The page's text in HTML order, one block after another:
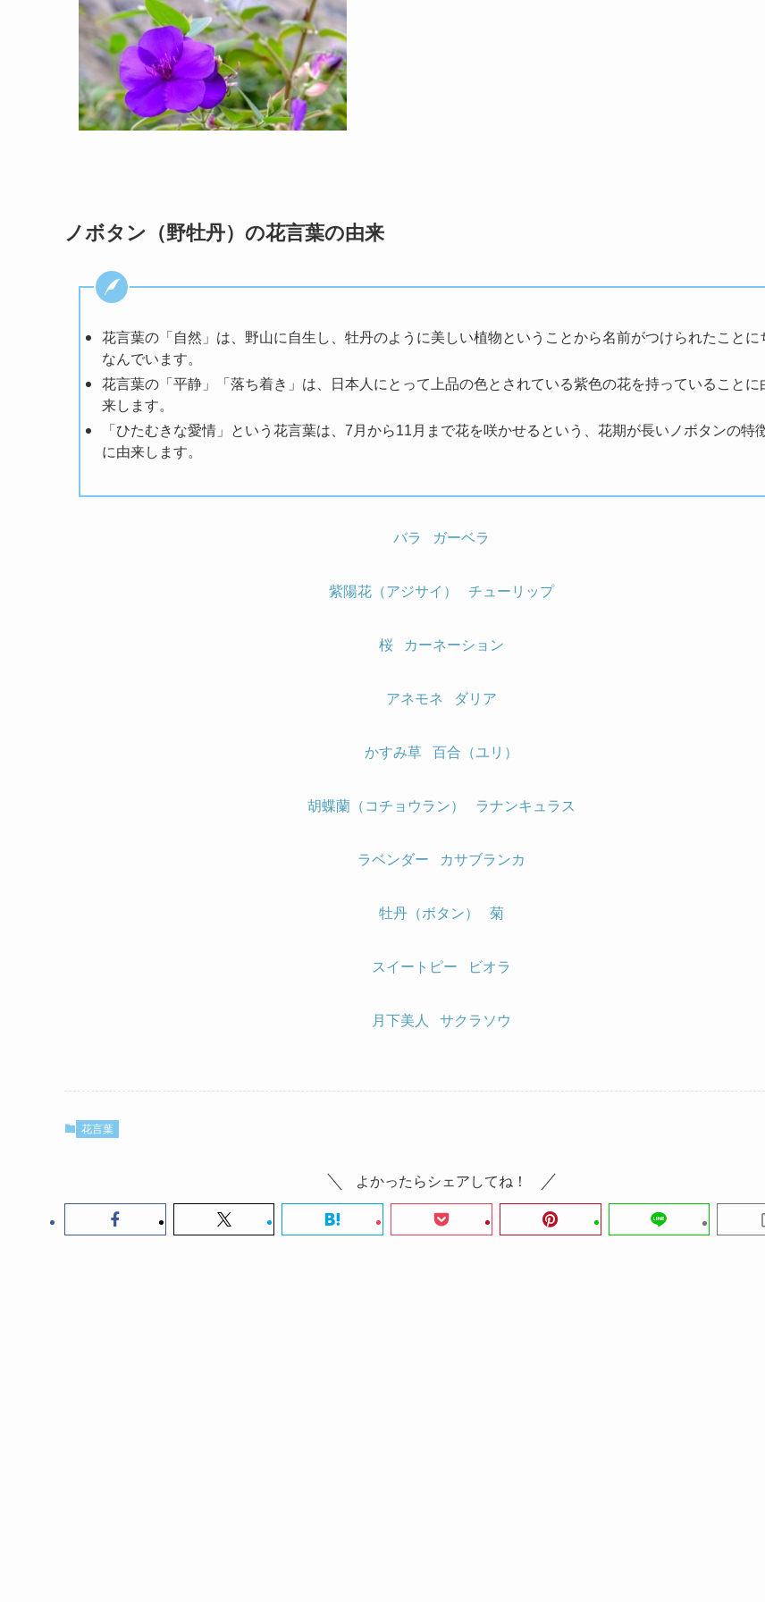
ノボタン（野牡丹）の花言葉の由来
花言葉の「自然」は、野山に自生し、牡丹のように美しい植物ということから名前がつけられたことに
なんでいます。
花言葉の「平静」「落ち着き」は、日本人にとって上品の色とされている紫色の花を持っていることに
来します。
「ひたむきな愛情」という花言葉は、7月から11月まで花を咲かせるという、花期が長いノボタンの特
に由来します。
バラ ガーベラ
紫陽花（アジサイ） チューリップ
桜 カーネーション
アネモネ ダリア
かすみ草 百合（ユリ）
胡蝶蘭（コチョウラン） ラナンキュラス
ラベンダー カサブランカ
牡丹（ボタン） 菊
スイートピー ビオラ
月下美人 サクラソウ
花言葉
よかったらシェアしてね！